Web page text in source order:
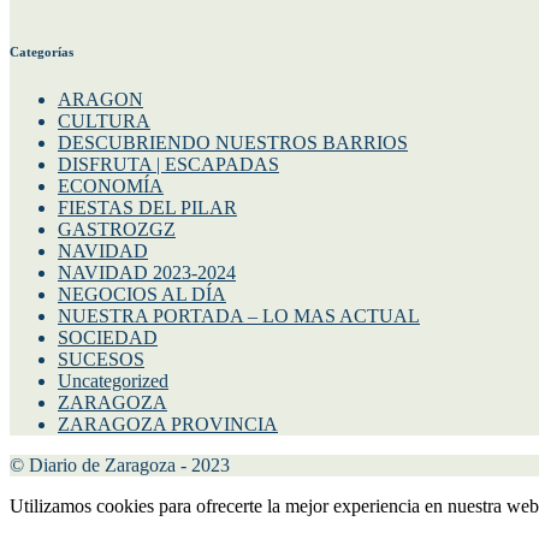
ARAGON
CULTURA
DESCUBRIENDO NUESTROS BARRIOS
DISFRUTA | ESCAPADAS
ECONOMÍA
FIESTAS DEL PILAR
GASTROZGZ
NAVIDAD
NAVIDAD 2023-2024
NEGOCIOS AL DÍA
NUESTRA PORTADA – LO MAS ACTUAL
SOCIEDAD
SUCESOS
Uncategorized
ZARAGOZA